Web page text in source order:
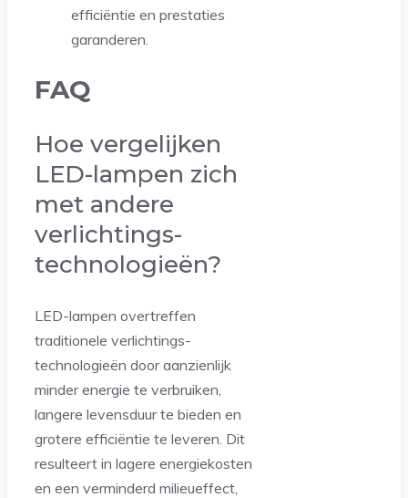
efficiëntie en prestaties
garanderen.
FAQ
Hoe vergelijken
LED-lampen zich
met andere
verlichtings-
technologieën?
LED-lampen overtreffen
traditionele verlichtings-
technologieën door aanzienlijk
minder energie te verbruiken,
langere levensduur te bieden en
grotere efficiëntie te leveren. Dit
resulteert in lagere energiekosten
en een verminderd milieueffect,